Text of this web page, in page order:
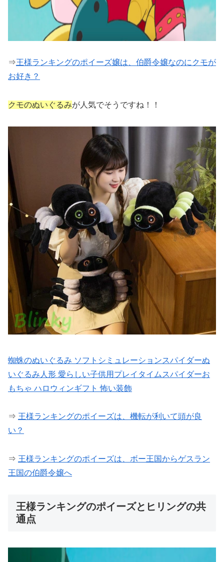
⇒王様ランキングのポイーズ嬢は、伯爵令嬢なのにクモが
お好き？
クモのぬいぐるみが人気でそうですね！！
蜘蛛のぬいぐるみ ソフトシミュレーションスパイダーぬ
いぐるみ人形 愛らしい子供用プレイタイムスパイダーお
もちゃ ハロウィンギフト 怖い装飾
⇒ 王様ランキングのポイーズは、機転が利いて頭が良
い？
⇒ 王様ランキングのポイーズは、ボー王国からゲスラン
王国の伯爵令嬢へ
王様ランキングのポイーズとヒリングの共
通点